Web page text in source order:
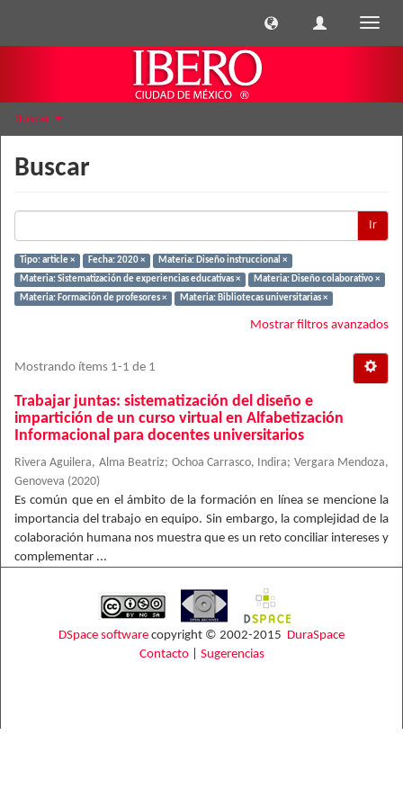
Buscar
Buscar
Ir
Tipo: article × Fecha: 2020 ×
Materia: Diseño instruccional ×
Materia: Sistematización de experiencias educativas ×
Materia: Diseño colaborativo ×
Materia: Formación de profesores ×
Materia: Bibliotecas universitarias ×
Mostrar filtros avanzados
Mostrando ítems 1-1 de 1
Trabajar juntas: sistematización del diseño e
impartición de un curso virtual en Alfabetización
Informacional para docentes universitarios
Rivera Aguilera, Alma Beatriz; Ochoa Carrasco, Indira; Vergara Mendoza,
Genoveva (2020)
Es común que en el ámbito de la formación en línea se mencione la
importancia del trabajo en equipo. Sin embargo, la complejidad de la
colaboración humana nos muestra que es un reto conciliar intereses y
complementar ...
DSpace software copyright © 2002-2015 DuraSpace
Contacto| Sugerencias